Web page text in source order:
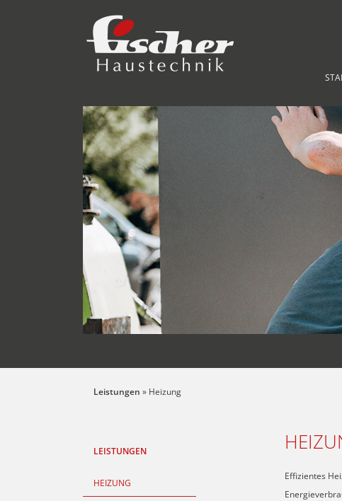
Leistungen » Heizung
Effizientes
LEISTUNGEN
HEIZUNG